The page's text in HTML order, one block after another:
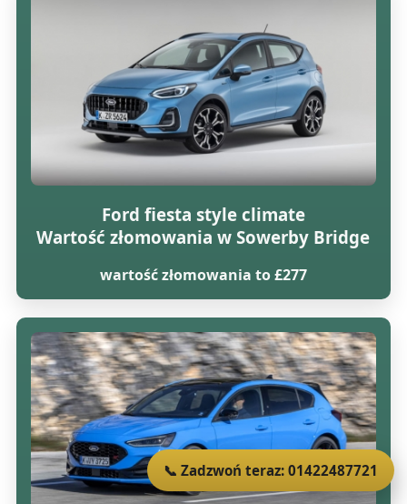
Ford fiesta style climate
Wartość złomowania w Sowerby Bridge
wartość złomowania to £277
📞 Zadzwoń teraz: 01422487721